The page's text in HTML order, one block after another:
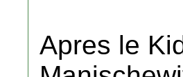
Apres le